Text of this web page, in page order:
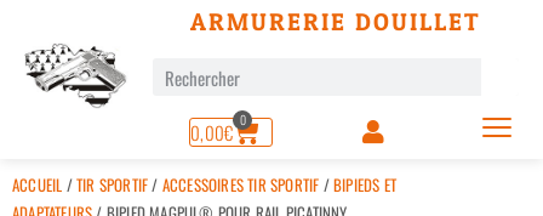
ARMURERIE DOUILLET
0,00€ 0
ACCUEIL /TIR SPORTIF/ ACCESSOIRES TIR SPORTIF /BIPIEDS ET